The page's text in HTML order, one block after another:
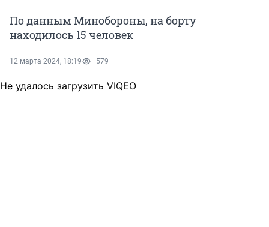
По данным Минобороны, на борту
находилось 15 человек
12 марта 2024, 18:19 579
Не удалось загрузить VIQEO